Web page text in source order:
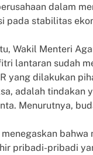
dalam
pada stabilitas
Wakil Menteri
lantaran sudah
yang dilakukan
adalah tindakan
Menurutnya,
pribadi-pribadi